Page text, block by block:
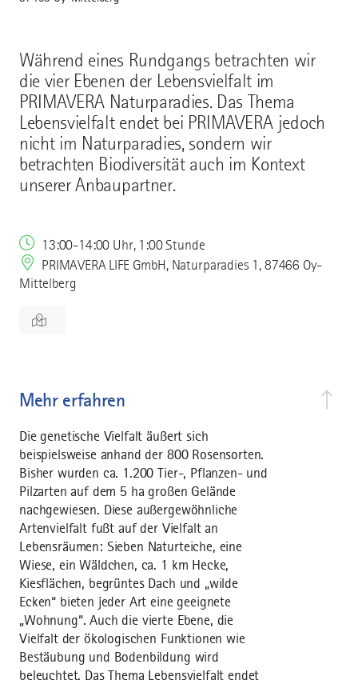
Während eines Rundgangs betrachten wir
die vier Ebenen der Lebensvielfalt im
PRIMAVERA Naturparadies. Das Thema
Lebensvielfalt endet bei PRIMAVERA jedoch
nicht im Naturparadies, sondern wir
betrachten Biodiversität auch im Kontext
unserer Anbaupartner.
13:00-14:00 Uhr, 1:00 Stunde
PRIMAVERA LIFE GmbH, Naturparadies 1, 87466 Oy-
Mittelberg
Mehr erfahren
Die genetische Vielfalt äußert sich
beispielsweise anhand der 800 Rosensorten.
Bisher wurden ca. 1.200 Tier-, Pflanzen- und
Pilzarten auf dem 5 ha großen Gelände
nachgewiesen. Diese außergewöhnliche
Artenvielfalt fußt auf der Vielfalt an
Lebensräumen: Sieben Naturteiche, eine
Wiese, ein Wäldchen, ca. 1 km Hecke,
Kiesflächen, begrüntes Dach und „wilde
Ecken“ bieten jeder Art eine geeignete
„Wohnung“. Auch die vierte Ebene, die
Vielfalt der ökologischen Funktionen wie
Bestäubung und Bodenbildung wird
beleuchtet. Das Thema Lebensvielfalt endet